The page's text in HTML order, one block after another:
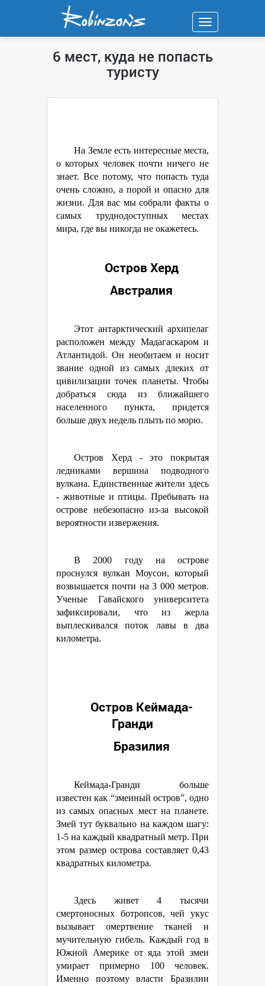
Навигация
6 мест, куда не попасть
туристу
На Земле есть интересные места,
о которых человек почти ничего не
знает. Все потому, что попасть туда
очень сложно, а порой и опасно для
жизни. Для вас мы собрали факты о
самых труднодоступных местах
мира, где вы никогда не окажетесь.
Остров Херд
Австралия
Этот антарктический архипелаг
расположен между Мадагаскаром и
Атлантидой. Он необитаем и носит
звание одной из самых длеких от
цивилизации точек планеты. Чтобы
добраться сюда из ближайшего
населенного пункта, придется
больше двух недель плыть по морю.
Остров Херд - это покрытая
ледниками вершина подводного
вулкана. Единственные жители здесь
- животные и птицы. Пребывать на
острове небезопасно из-за высокой
вероятности извержения.
В 2000 году на острове
проснулся вулкан Моусон, который
возвышается почти на 3 000 метров.
Ученые Гавайского университета
зафиксировали, что из жерла
выплескивался поток лавы в два
километра.
Остров Кеймада-
Гранди
Бразилия
Кеймада-Гранди больше
известен как “змеиный остров”, одно
из самых опасных мест на планете.
Змей тут буквально на каждом шагу:
1-5 на каждый квадратный метр. При
этом размер острова составляет 0,43
квадратных километра.
Здесь живет 4 тысячи
смертоносных ботропсов, чей укус
вызывает омертвение тканей и
мучительную гибель. Каждый год в
Южной Америке от яда этой змеи
умирает примерно 100 человек.
Именно поэтому власти Бразилии